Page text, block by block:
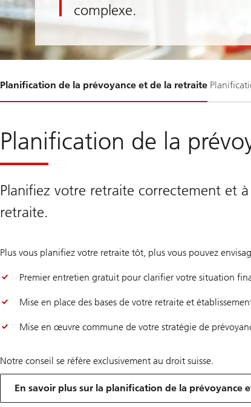
complexe.
Planification de la prévoyance et de la retraite
1-
Planification de la
Planifiez votre retraite correctement et
retraite.
Plus vous planifiez votre retraite tôt, plus vous pouvez
Premier entretien gratuit pour clarifier votre situation
Mise en place des bases de votre retraite et
Mise en œuvre commune de votre stratégie de
Notre conseil se réfère exclusivement au droit suisse.
En savoir plus sur la planification de la prévoyance